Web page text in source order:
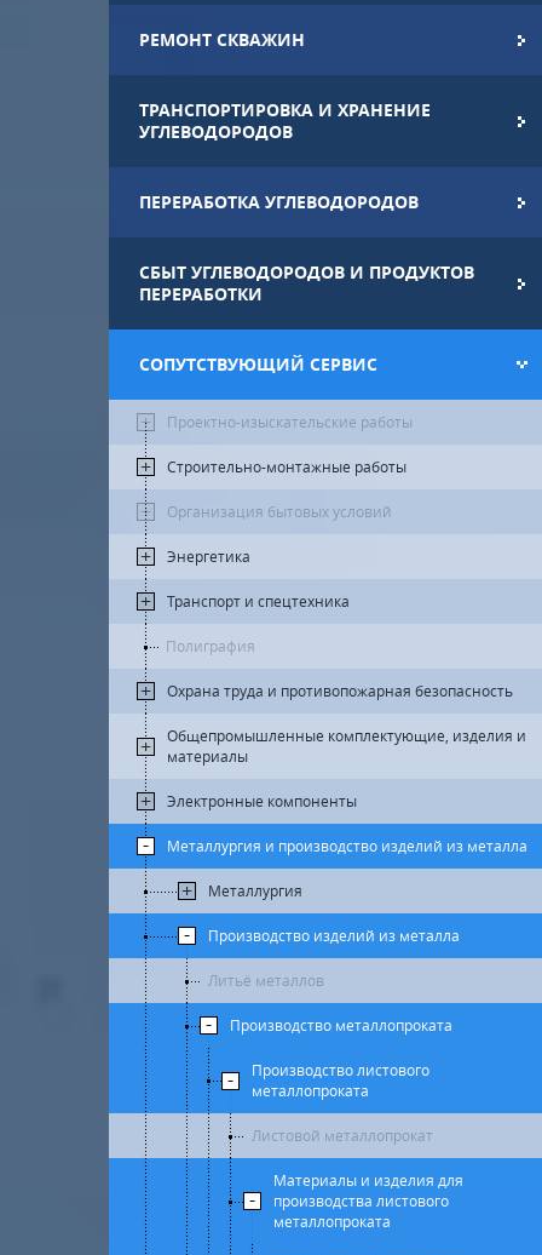
РЕМОНТ СКВАЖИН
ТРАНСПОРТИРОВКА И ХРАНЕНИЕ
УГЛЕВОДОРОДОВ
ПЕРЕРАБОТКА УГЛЕВОДОРОДОВ
СБЫТ УГЛЕВОДОРОДОВ И ПРОДУКТОВ
ПЕРЕРАБОТКИ
СОПУТСТВУЮЩИЙ СЕРВИС
Проектно-изыскательские работы
Строительно-монтажные работы
Организация бытовых условий
Энергетика
Транспорт и спецтехника
Полиграфия
Охрана труда и противопожарная безопасность
Общепромышленные комплектующие, изделия и
материалы
Электронные компоненты
Металлургия и производство изделий из металла
Металлургия
Производство изделий из металла
Литьё металлов
Производство металлопроката
Производство листового
металлопроката
Листовой металлопрокат
Материалы и изделия для
производства листового
металлопроката